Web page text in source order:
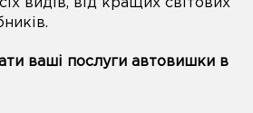
видів, від кращих світових
ваші послуги автовишки в